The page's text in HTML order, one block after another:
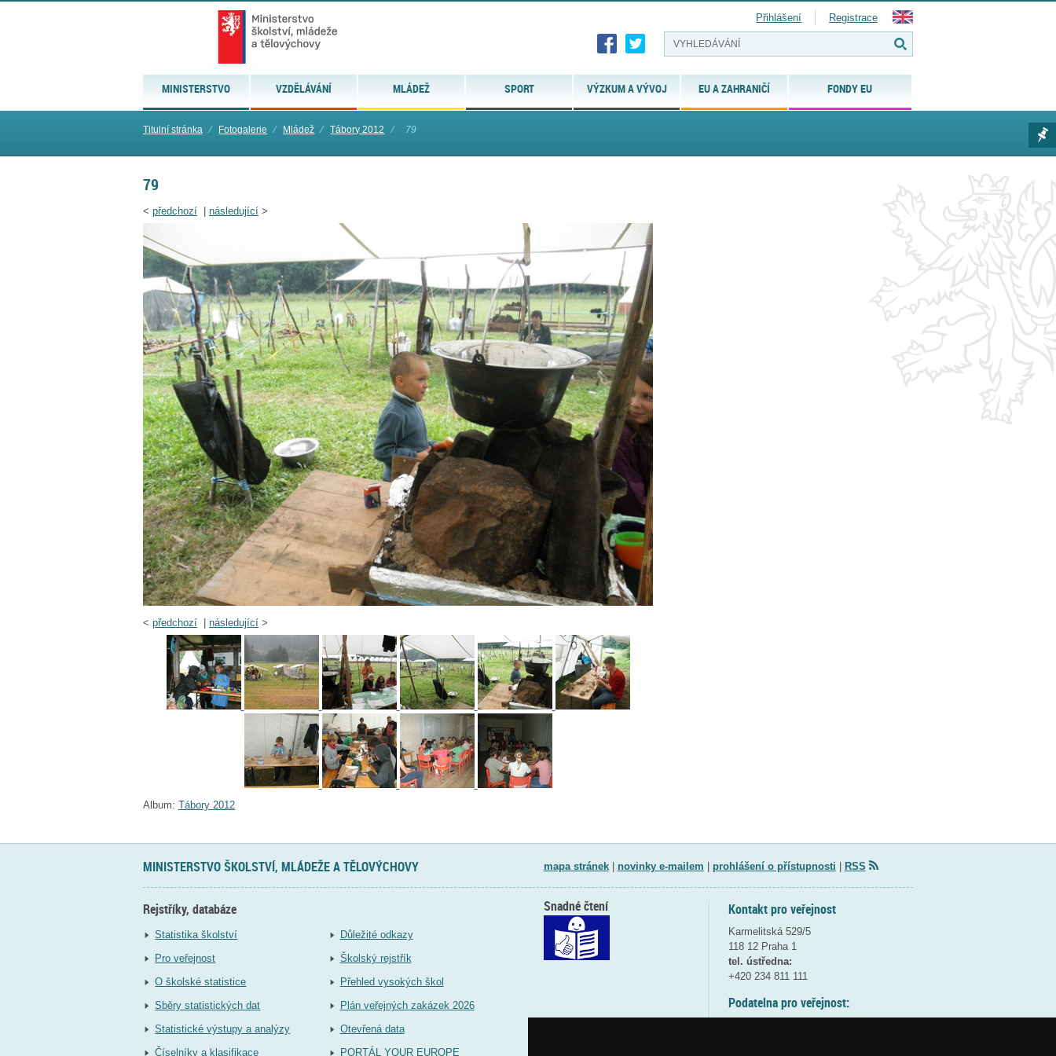
MINISTERSTVO VZDĚLÁVÁNÍ MLÁDEŽ SPORT VÝZKUM A VÝVOJ EU A ZAHRANIČÍ FONDY EU
Přihlášení Registrace
Titulní stránka ⁄ Fotogalerie ⁄ Mládež ⁄ Tábory 2012 ⁄ 79
79
< předchozí následující >
< předchozí následující >
Album: Tábory 2012
MINISTERSTVO ŠKOLSTVÍ, MLÁDEŽE A TĚLOVÝCHOVY mapa stránek| novinky e-mailem prohlášení o přístupnosti RSS
Rejstříky, databáze
Statistika školství
Pro veřejnost
O školské statistice
Sběry statistických dat
Statistické výstupy a analýzy
Číselníky a klasifikace
Důležité odkazy
Školský rejstřík
Přehled vysokých škol
Plán veřejných zakázek 2026
Otevřená data
PORTÁL YOUR EUROPE
Kontakt pro veřejnost
Karmelitská 529/5
118 12 Praha 1
tel. ústředna:
+420 234 811 111
Podatelna pro veřejnost:
Snadné čtení